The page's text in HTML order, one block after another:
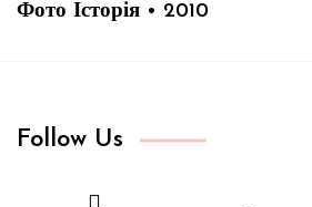
Фото Історія • 2010
Follow Us